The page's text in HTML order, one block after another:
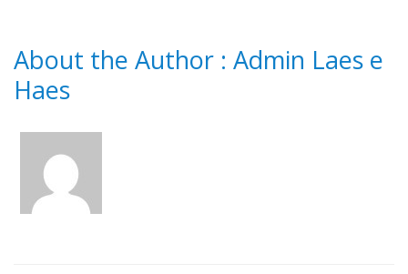
About the Author : Admin Laes e
Haes